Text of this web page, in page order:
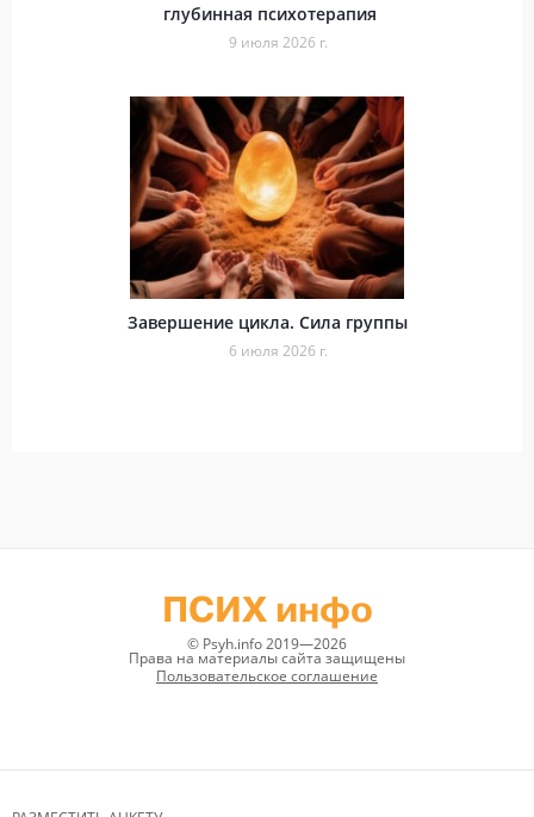
глубинная психотерапия
9 июля 2026 г.
Завершение цикла. Сила группы
6 июля 2026 г.
ПСИХ инфо
© Psyh.info 2019—2026
Права на материалы сайта защищены
Пользовательское соглашение